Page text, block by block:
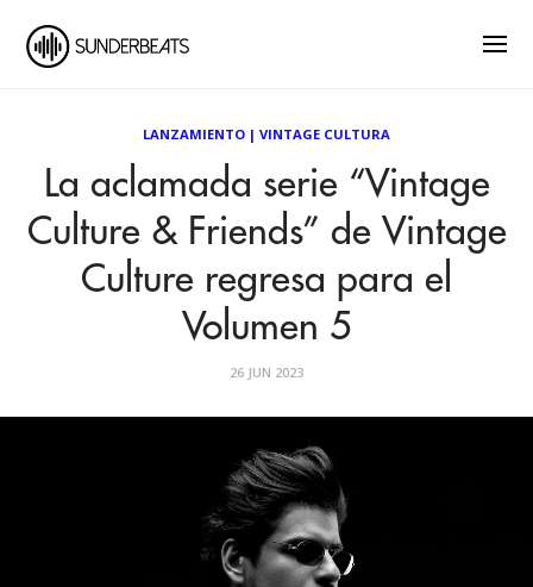
LANZAMIENTO | VINTAGE CULTURA
La aclamada serie “Vintage
Culture & Friends” de Vintage
Culture regresa para el
Volumen 5
26 JUN 2023